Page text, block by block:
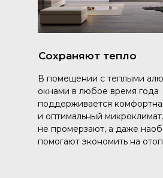
Сохраняют тепло
В помещении с теплыми
окнами в любое время года
поддерживается
и оптимальный
не промерзают, а даже
помогают экономить на